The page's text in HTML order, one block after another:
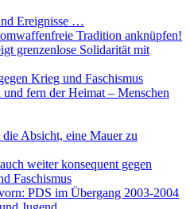
Ereignisse …
Tradition anknüpfen!
grenzenlose Solidarität mit
Krieg und Faschismus
fern der Heimat – Menschen
Absicht, eine Mauer zu
weiter konsequent gegen
Faschismus
PDS im Übergang 2003-2004